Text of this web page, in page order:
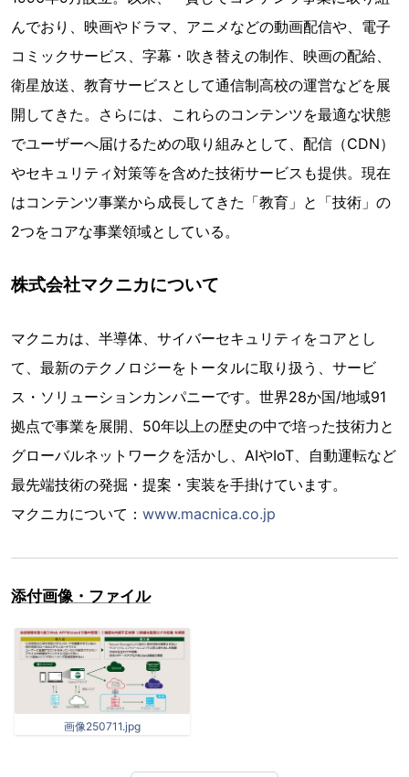
んでおり、映画やドラマ、アニメなどの動画配信や、電子
コミックサービス、字幕・吹き替えの制作、映画の配給、
衛星放送、教育サービスとして通信制高校の運営などを展
開してきた。さらには、これらのコンテンツを最適な状態
でユーザーへ届けるための取り組みとして、配信（CDN）
やセキュリティ対策等を含めた技術サービスも提供。現在
はコンテンツ事業から成長してきた「教育」と「技術」の
2つをコアな事業領域としている。
株式会社マクニカについて
マクニカは、半導体、サイバーセキュリティをコアとし
て、最新のテクノロジーをトータルに取り扱う、サービ
ス・ソリューションカンパニーです。世界28か国/地域91
拠点で事業を展開、50年以上の歴史の中で培った技術力と
グローバルネットワークを活かし、AIやIoT、自動運転など
最先端技術の発掘・提案・実装を手掛けています。
マクニカについて： www.macnica.co.jp
添付画像・ファイル
画像250711.jpg